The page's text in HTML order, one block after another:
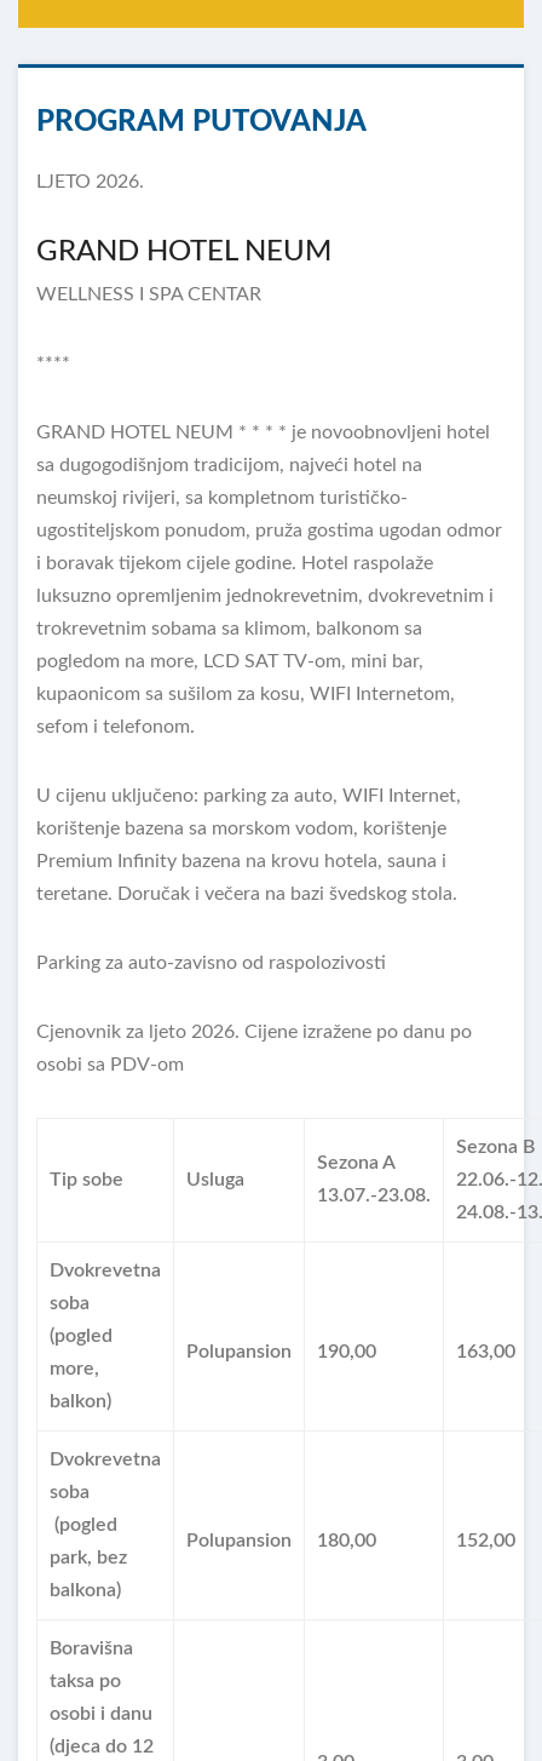
PROGRAM PUTOVANJA
LJETO 2026.
GRAND HOTEL NEUM
WELLNESS I SPA CENTAR
****
GRAND HOTEL NEUM * * * * je novoobnovljeni hotel
sa dugogodišnjom tradicijom, najveći hotel na
neumskoj rivijeri, sa kompletnom turističko-
ugostiteljskom ponudom, pruža gostima ugodan odmor
i boravak tijekom cijele godine. Hotel raspolaže
luksuzno opremljenim jednokrevetnim, dvokrevetnim i
trokrevetnim sobama sa klimom, balkonom sa
pogledom na more, LCD SAT TV-om, mini bar,
kupaonicom sa sušilom za kosu, WIFI Internetom,
sefom i telefonom.
U cijenu uključeno: parking za auto, WIFI Internet,
korištenje bazena sa morskom vodom, korištenje
Premium Infinity bazena na krovu hotela, sauna i
teretane. Doručak i večera na bazi švedskog stola.
Parking za auto-zavisno od raspolozivosti
Cjenovnik za ljeto 2026. Cijene izražene po danu po
osobi sa PDV-om
Tip sobe Usluga
Sezona A
13.07.-23.08.
Sezona B
22.06.-
24.08.-
Dvokrevetna
soba
(pogled
more,
balkon)
Polupansion 190,00 163,00
Dvokrevetna
soba
(pogled
park, bez
balkona)
Polupansion 180,00 152,00
Boravišna
taksa po
osobi i danu
(djeca do 12